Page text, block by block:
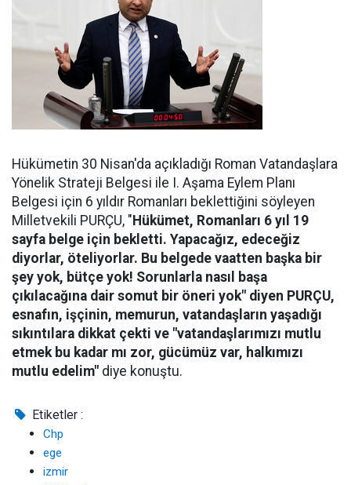
Hükümetin 30 Nisan'da açıkladığı Roman Vatandaşlara
Yönelik Strateji Belgesi ile I. Aşama Eylem Planı
Belgesi için 6 yıldır Romanları beklettiğini söyleyen
Milletvekili PURÇU, " Hükümet, Romanları 6 yıl 19
sayfa belge için bekletti. Yapacağız, edeceğiz
diyorlar, öteliyorlar. Bu belgede vaatten başka bir
şey yok, bütçe yok! Sorunlarla nasıl başa
çıkılacağına dair somut bir öneri yok" diyen PURÇU,
esnafın, işçinin, memurun, vatandaşların yaşadığı
sıkıntılara dikkat çekti ve "vatandaşlarımızı mutlu
etmek bu kadar mı zor, gücümüz var, halkımızı
mutlu edelim" diye konuştu.
Etiketler :
Chp
ege
izmir